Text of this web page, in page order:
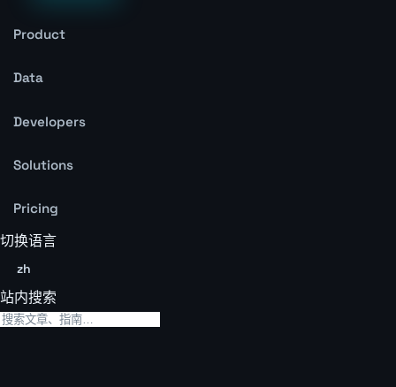
Product
Data
Developers
Solutions
Pricing
切换语言
zh
站内搜索